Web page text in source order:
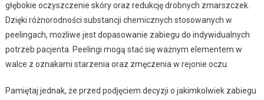
głębokie oczyszczenie skóry oraz redukcję drobnych zmarszczek.
Dzięki różnorodności substancji chemicznych stosowanych w
peelingach, możliwe jest dopasowanie zabiegu do indywidualnych
potrzeb pacjenta. Peelingi mogą stać się ważnym elementem w
walce z oznakami starzenia oraz zmęczenia w rejonie oczu.
Pamiętaj jednak, że przed podjęciem decyzji o jakimkolwiek zabiegu